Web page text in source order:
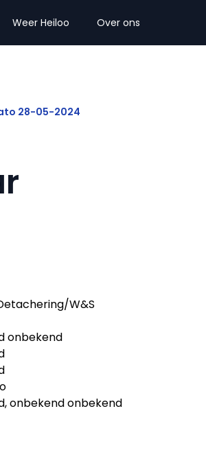
Weer Heiloo Over ons
28-05-2024
W&S
onbekend
onbekend onbekend